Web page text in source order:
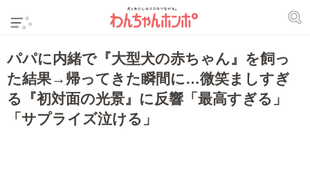
パパに内緒で『大型犬の赤ちゃん』を飼っ
た結果→帰ってきた瞬間に…微笑ましすぎ
る『初対面の光景』に反響「最高すぎる」
「サプライズ泣ける」